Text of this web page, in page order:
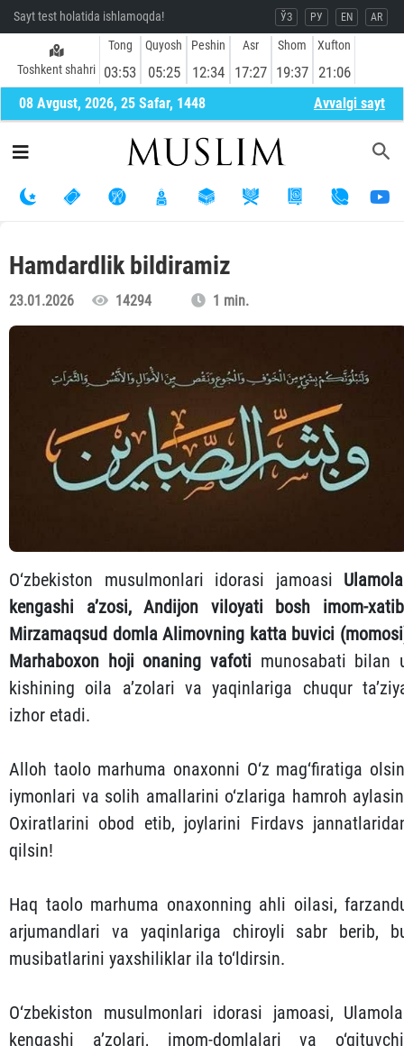
Sayt test holatida ishlamoqda! ЎЗ РУ EN AR
Toshkent shahri
Tong
03:53
Quyosh
05:25
Peshin
12:34
Asr
17:27
Shom
19:37
Xufton
21:06
08 Avgust, 2026, 25 Safar, 1448 Avvalgi sayt
Hamdardlik bildiramiz
23.01.2026 14294 1 min.
O‘zbekiston musulmonlari idorasi jamoasi
kengashi a’zosi, Andijon viloyati bosh imom-
Mirzamaqsud domla Alimovning katta buvici
Marhaboxon hoji onaning vafoti munosabati bilan
kishining oila a’zolari va yaqinlariga chuqur
izhor etadi.
Alloh taolo marhuma onaxonni O‘z mag‘firatiga
iymonlari va solih amallarini o‘zlariga hamroh
Oxiratlarini obod etib, joylarini Firdavs
qilsin!
Haq taolo marhuma onaxonning ahli oilasi,
arjumandlari va yaqinlariga chiroyli sabr berib,
musibatlarini yaxshiliklar ila to‘ldirsin.
O‘zbekiston musulmonlari idorasi jamoasi,
kengashi a’zolari, imom-domlalari va